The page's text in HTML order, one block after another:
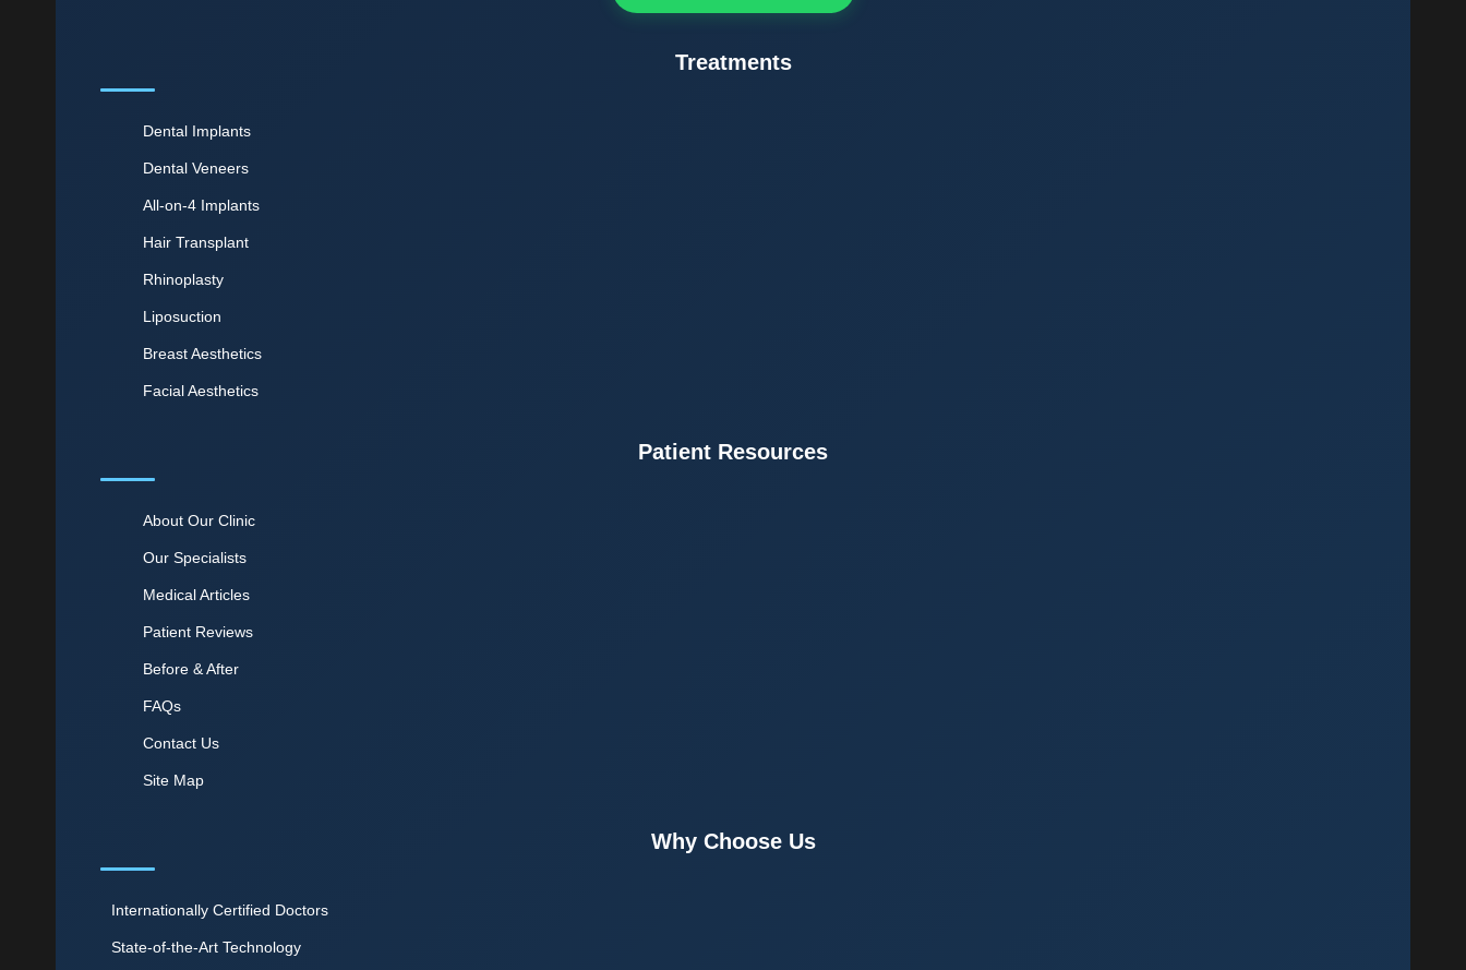
Treatments
Dental Implants
Dental Veneers
All-on-4 Implants
Hair Transplant
Rhinoplasty
Liposuction
Breast Aesthetics
Facial Aesthetics
Patient Resources
About Our Clinic
Our Specialists
Medical Articles
Patient Reviews
Before & After
FAQs
Contact Us
Site Map
Why Choose Us
Internationally Certified Doctors
State-of-the-Art Technology